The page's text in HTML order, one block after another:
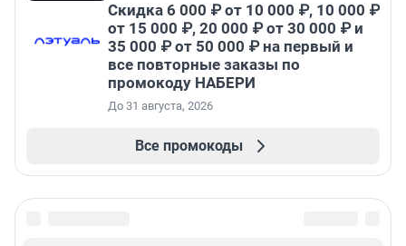
Скидка 6 000 ₽ от 10 000 ₽, 10 000 ₽
от 15 000 ₽, 20 000 ₽ от 30 000 ₽ и
35 000 ₽ от 50 000 ₽ на первый и
все повторные заказы по
промокоду НАБЕРИ
До 31 августа, 2026
Все промокоды